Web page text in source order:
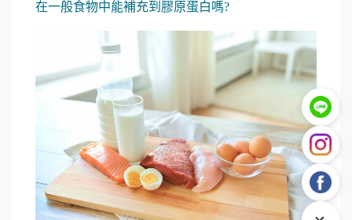
在一般食物中能補充到膠原蛋白嗎?